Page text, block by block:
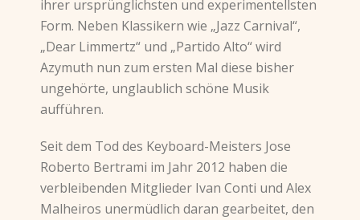
ihrer ursprünglichsten und experimentellsten
Form. Neben Klassikern wie „Jazz Carnival“,
„Dear Limmertz“ und „Partido Alto“ wird
Azymuth nun zum ersten Mal diese bisher
ungehörte, unglaublich schöne Musik
aufführen.
Seit dem Tod des Keyboard-Meisters Jose
Roberto Bertrami im Jahr 2012 haben die
verbleibenden Mitglieder Ivan Conti und Alex
Malheiros unermüdlich daran gearbeitet, den